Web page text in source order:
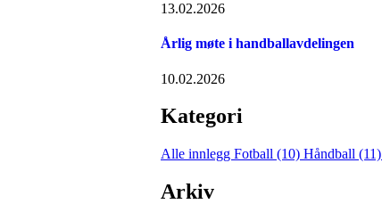
13.02.2026
Årlig møte i handballavdelingen
10.02.2026
Kategori
Alle innlegg Fotball (10) Håndball (11)
Arkiv